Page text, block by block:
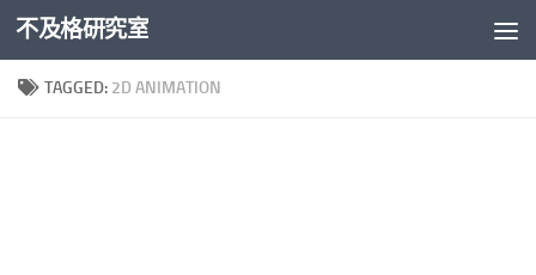
Skip to content
不及格研究室
TAGGED: 2D ANIMATION